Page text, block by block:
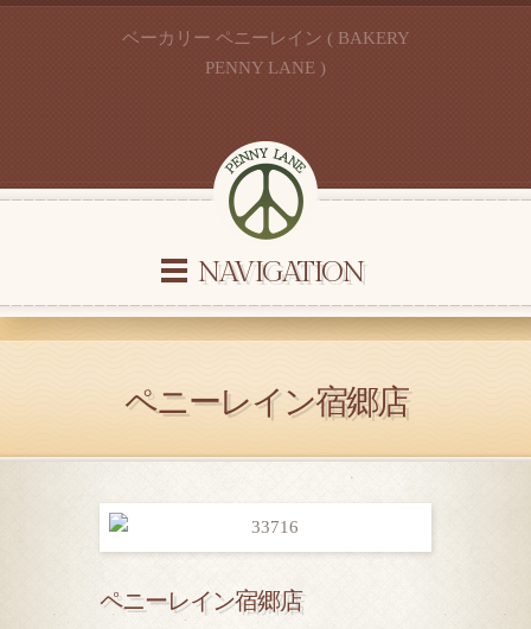
ベーカリー ペニーレイン ( BAKERY
PENNY LANE )
NAVIGATION
ペニーレイン宿郷店
ペニーレイン宿郷店